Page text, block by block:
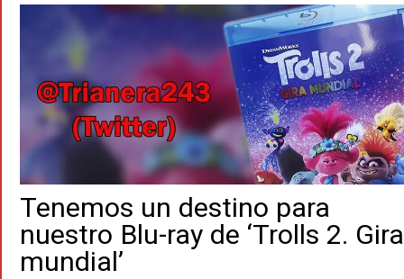
Tenemos un destino para
nuestro Blu-ray de ‘Trolls 2. Gira
mundial’